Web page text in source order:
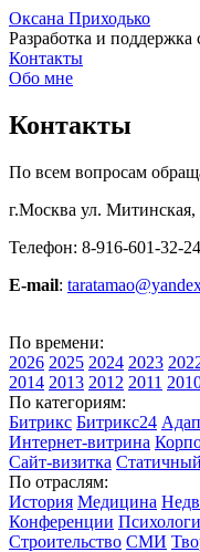
Оксана Приходько
Разработка и поддержка
Контакты
Обо мне
Контакты
По всем вопросам
г.Москва ул. Митинская,
Телефон: 8-916-601-32-24
E-mail:
По времени:
2026 2025 2024 2023
2014 2013 2012 2011
По категориям:
Битрикс Битрикс24
Интернет-витрина
Сайт-визитка
По отраслям:
История Медицина
Конференции
Строительство СМИ